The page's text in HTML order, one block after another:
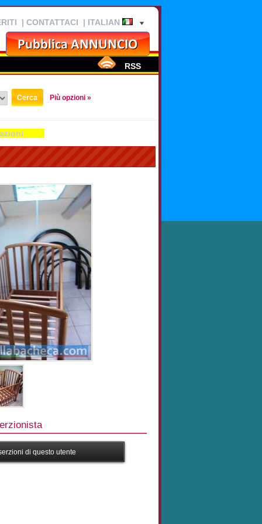
| CONTATTACI | ITALIAN
RSS
Più opzioni »
di questo utente